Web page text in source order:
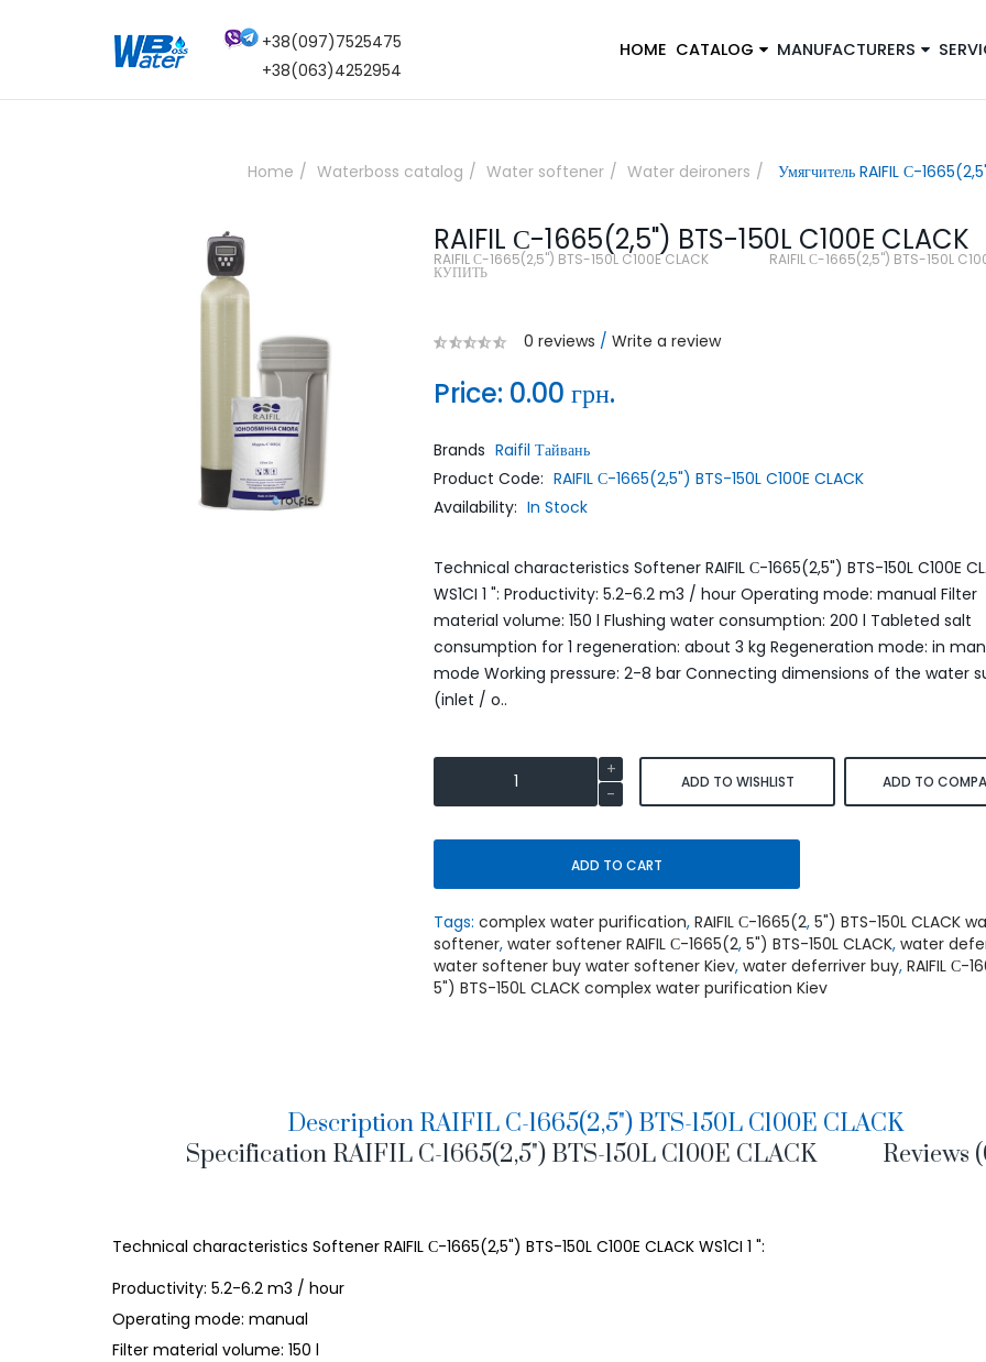
+38(097)7525475
+38(063)4252954
HOME CATALOG MANUFACTURERS
Home Waterboss catalog Water softener Water deironers Умягчитель RAIFIL С-
RAIFIL С-1665(2,5") BTS-150L C100E CLACK
RAIFIL С-1665(2,5") BTS-150L C100E CLACK
КУПИТЬ
RAIFIL С-1665(2,5") BTS-150L
0 reviews /Write a review
Price: 0.00 грн.
Brands Raifil Тайвань
Product Code: RAIFIL С-1665(2,5") BTS-150L C100E CLACK
Availability: In Stock
Technical characteristics Softener RAIFIL С-1665(2,5") BTS-150L C100E
WS1CI 1 ": Productivity: 5.2-6.2 m3 / hour Operating mode: manual Filter
material volume: 150 l Flushing water consumption: 200 l Tableted salt
consumption for 1 regeneration: about 3 kg Regeneration mode: in
mode Working pressure: 2-8 bar Connecting dimensions of the water
(inlet / o..
ADD TO WISHLIST ADD TO
ADD TO CART
Tags:complex water purification,RAIFIL С-1665(2,5") BTS-150L CLACK
softener,water softener RAIFIL С-1665(2,5") BTS-150L CLACK,water
water softener buy water softener Kiev,water deferriver buy,RAIFIL С-
5") BTS-150L CLACK complex water purification Kiev
Description RAIFIL С-1665(2,5") BTS-150L C100E CLACK
Specification RAIFIL С-1665(2,5") BTS-150L C100E CLACK
Reviews
Technical characteristics Softener RAIFIL С-1665(2,5") BTS-150L C100E CLACK WS1CI 1 ":
Productivity: 5.2-6.2 m3 / hour
Operating mode: manual
Filter material volume: 150 l
51,600.00 грн.
43,900.00
грн.
54,000.00 грн.
грн.
Закажите обратный звонок, и наш
консультант свяжется с вами